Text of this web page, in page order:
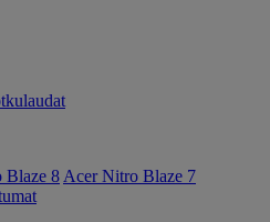
Blaze 8 Acer Nitro Blaze 7